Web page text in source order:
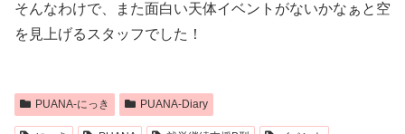
そんなわけで、また面白い天体イベントがないかなぁと空
を見上げるスタッフでした！
PUANA-にっき PUANA-Diary